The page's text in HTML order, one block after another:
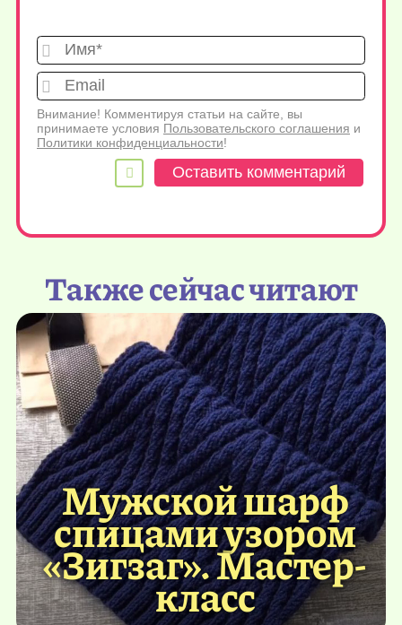
Имя*
Внимание! Комментируя статьи на сайте, вы
принимаете условия Пользовательского соглашения и
Политики конфиденциальности!
Также сейчас читают
Мужской шарф
спицами узором
«Зигзаг». Мастер-
класс